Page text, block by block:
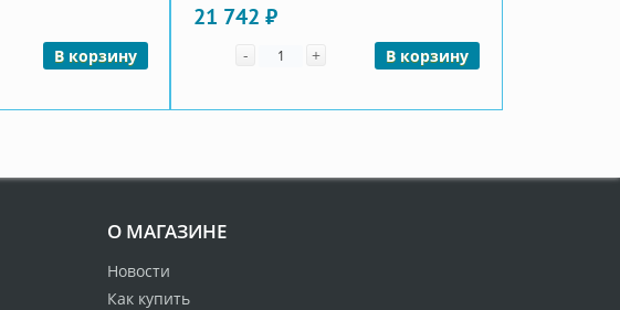
В корзину
21 742 ₽
- Количество
+ В корзину
О МАГАЗИНЕ
Новости
Как купить